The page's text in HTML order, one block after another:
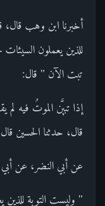
أخبرنا ابن وهب قال،
للذين يعملون
تبت الآن " قال:
قال، حدثنا الحسين
عن أبي النضر، عن
" وليست التوبة